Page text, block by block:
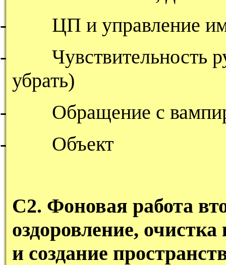
-
ЦП и управление
-
Чувствительность
убрать)
-
Обращение с
-
Объект
С2. Фоновая работа
оздоровление,
и создание